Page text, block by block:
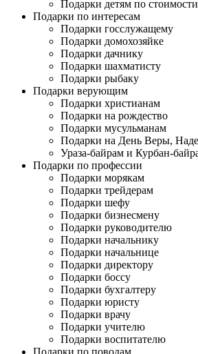
Подарки детям по стоимости
Подарки по интересам
Подарки госслужащему
Подарки домохозяйке
Подарки дачнику
Подарки шахматисту
Подарки рыбаку
Подарки верующим
Подарки христианам
Подарки на рождество
Подарки мусульманам
Подарки на День Веры,
Ураза-байрам и Курбан-
Подарки по профессии
Подарки морякам
Подарки трейдерам
Подарки шефу
Подарки бизнесмену
Подарки руководителю
Подарки начальнику
Подарки начальнице
Подарки директору
Подарки боссу
Подарки бухгалтеру
Подарки юристу
Подарки врачу
Подарки учителю
Подарки воспитателю
Подарки по поводам